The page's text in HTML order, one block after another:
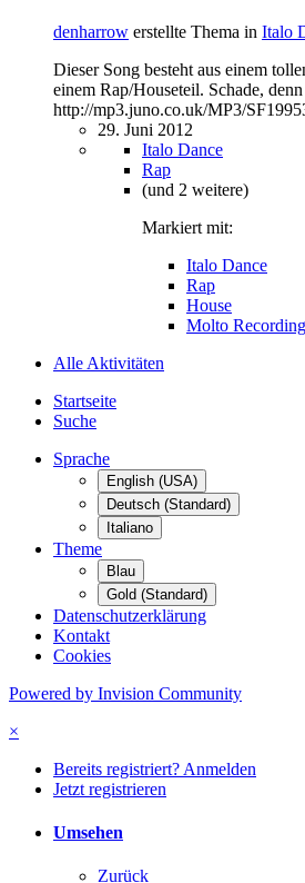
denharrow erstellte Thema in Italo
Dieser Song besteht aus einem
einem Rap/Houseteil. Schade,
http://mp3.juno.co.uk/MP3/
29. Juni 2012
Italo Dance
Rap
(und 2 weitere)
Markiert mit:
Italo Dance
Rap
House
Molto
Alle Aktivitäten
Startseite
Suche
Sprache
English (USA)
Deutsch (Standard)
Italiano
Theme
Blau
Gold (Standard)
Datenschutzerklärung
Kontakt
Cookies
Powered by Invision Community
×
Bereits registriert? Anmelden
Jetzt registrieren
Umsehen
Zurück